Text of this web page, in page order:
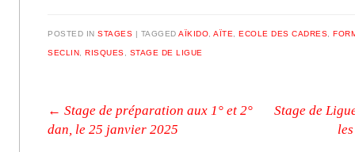
POSTED INSTAGES | TAGGEDAÏKIDO,AÏTE,ECOLE DES CADRES,
SECLIN,RISQUES, STAGE DE LIGUE
Post navigation
← Stage de préparation aux 1° et 2°
dan, le 25 janvier 2025
Stage de